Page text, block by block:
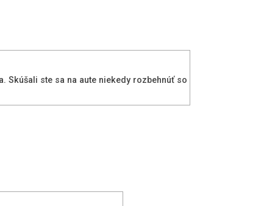
Skúšali ste sa na aute niekedy rozbehnúť so